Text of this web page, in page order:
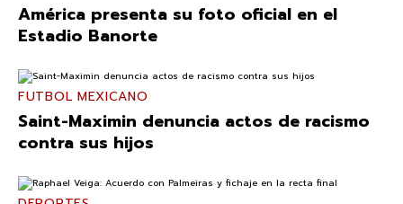
América presenta su foto oficial en el
Estadio Banorte
FUTBOL MEXICANO
Saint-Maximin denuncia actos de racismo
contra sus hijos